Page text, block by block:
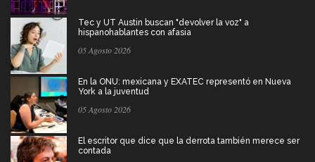
Tec y UT Austin buscan "devolver la voz" a
hispanohablantes con afasia
05 Agosto 2026
En la ONU: mexicana y EXATEC representó en Nueva
York a la juventud
05 Agosto 2026
El escritor que dice que la derrota también merece ser
contada